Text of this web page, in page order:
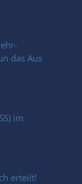
das Aus
im
erteilt!